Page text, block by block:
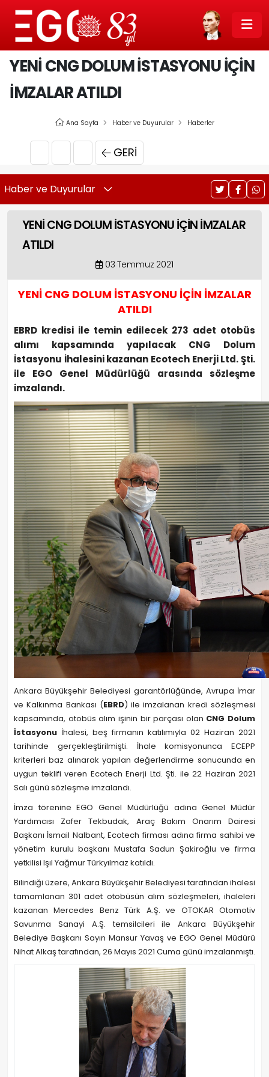
YENİ CNG DOLUM İSTASYONU İÇİN
İMZALAR ATILDI
Ana Sayfa Haber ve Duyurular Haberler
GERI
Haber ve Duyurular
YENİ CNG DOLUM İSTASYONU İÇİN İMZALAR
ATILDI
03 Temmuz 2021
YENİ CNG DOLUM İSTASYONU İÇİN İMZALAR
ATILDI
EBRD kredisi ile temin edilecek 273 adet otobüs
alımı kapsamında yapılacak CNG Dolum
İstasyonu İhalesini kazanan Ecotech Enerji Ltd. Şti.
ile EGO Genel Müdürlüğü arasında sözleşme
imzalandı.
Ankara Büyükşehir Belediyesi garantörlüğünde, Avrupa İmar
ve Kalkınma Bankası (EBRD) ile imzalanan kredi sözleşmesi
kapsamında, otobüs alım işinin bir parçası olan CNG Dolum
İstasyonu İhalesi, beş firmanın katılımıyla 02 Haziran 2021
tarihinde gerçekleştirilmişti. İhale komisyonunca ECEPP
kriterleri baz alınarak yapılan değerlendirme sonucunda en
uygun teklifi veren Ecotech Enerji Ltd. Şti. ile 22 Haziran 2021
Salı günü sözleşme imzalandı.
İmza törenine EGO Genel Müdürlüğü adına Genel Müdür
Yardımcısı Zafer Tekbudak, Araç Bakım Onarım Dairesi
Başkanı İsmail Nalbant, Ecotech firması adına firma sahibi ve
yönetim kurulu başkanı Mustafa Sadun Şakiroğlu ve firma
yetkilisi Işıl Yağmur Türkyılmaz katıldı.
Bilindiği üzere, Ankara Büyükşehir Belediyesi tarafından ihalesi
tamamlanan 301 adet otobüsün alım sözleşmeleri, ihaleleri
kazanan Mercedes Benz Türk A.Ş. ve OTOKAR Otomotiv
Savunma Sanayi A.Ş. temsilcileri ile Ankara Büyükşehir
Belediye Başkanı Sayın Mansur Yavaş ve EGO Genel Müdürü
Nihat Alkaş tarafından, 26 Mayıs 2021 Cuma günü imzalanmıştı.